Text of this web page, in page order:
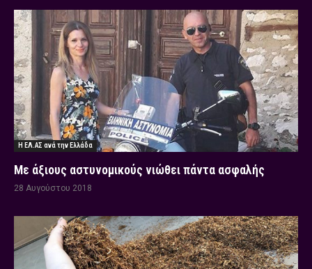
Η ΕΛ.ΑΣ ανά την Ελλάδα
Με άξιους αστυνομικούς νιώθει πάντα ασφαλής
28 Αυγούστου 2018